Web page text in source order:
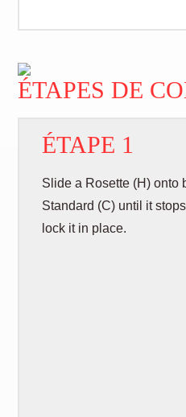
ÉTAPES DE
ÉTAPE 1
Slide a Rosette (H) onto
Standard (C) until it
lock it in place.